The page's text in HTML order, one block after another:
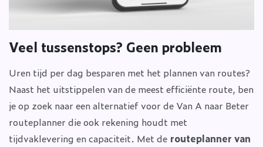
Veel tussenstops? Geen probleem
Uren tijd per dag besparen met het plannen van routes?
Naast het uitstippelen van de meest efficiënte route, ben
je op zoek naar een alternatief voor de Van A naar Beter
routeplanner die ook rekening houdt met
tijdvaklevering en capaciteit. Met de routeplanner van